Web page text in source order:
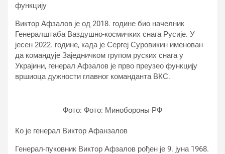
функцију
Виктор Афзалов је од 2018. године био начелник
Генералштаба Ваздушно-космичких снага Русије. У
јесен 2022. године, када је Сергеј Суровикин именован
да командује Заједничком групом руских снага у
Украјини, генерал Афзалов је прво преузео функцију
вршиоца дужности главног команданта ВКС.
Фото: Фото: Минобороны РФ
Ко је генерал Виктор Афанзалов
Генерал-пуковник Виктор Афзалов рођен је 9. јуна 1968.